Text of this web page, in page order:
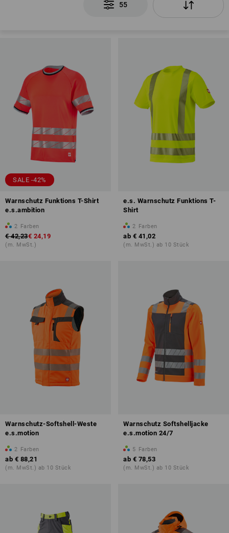
55
SALE -42%
Warnschutz Funktions T-Shirt
e.s.ambition
2 Farben
€ 42,23€ 24,19
(m. MwSt.)
e.s. Warnschutz Funktions T-
Shirt
2 Farben
ab € 41,02
(m. MwSt.) ab 10 Stück
Warnschutz-Softshell-Weste
e.s.motion
2 Farben
ab € 88,21
(m. MwSt.) ab 10 Stück
Warnschutz Softshelljacke
e.s.motion 24/7
5 Farben
ab € 78,53
(m. MwSt.) ab 10 Stück